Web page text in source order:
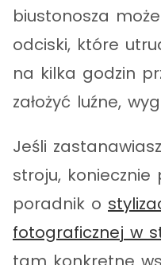
biustonosza
odciski, które
na kilka godzin
założyć luźne,
Jeśli
stroju, koniecznie
poradnik o
fotograficznej w